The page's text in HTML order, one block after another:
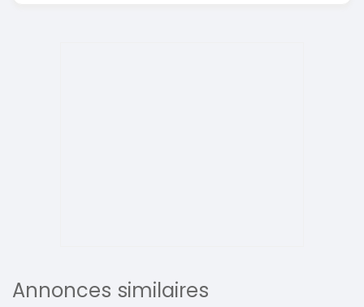
Annonces similaires